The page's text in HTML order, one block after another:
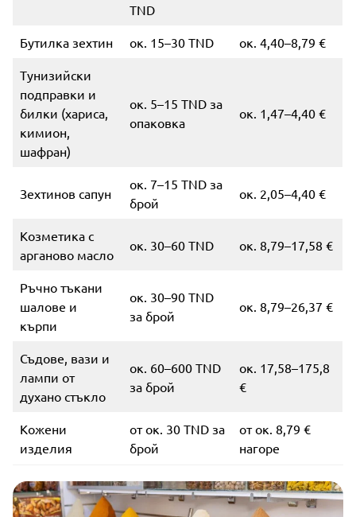
TND
Бутилка зехтин ок. 15–30 TND ок. 4,40–8,79 €
Тунизийски
подправки и
билки (хариса,
кимион,
шафран)
ок. 5–15 TND за
опаковка
ок. 1,47–4,40 €
Зехтинов сапун
ок. 7–15 TND за
брой
ок. 2,05–4,40 €
Козметика с
арганово масло
ок. 30–60 TND ок. 8,79–17,58 €
Ръчно тъкани
шалове и
кърпи
ок. 30–90 TND
за брой
ок. 8,79–26,37 €
Съдове, вази и
лампи от
духано стъкло
ок. 60–600 TND
за брой
ок. 17,58–175,8
€
Кожени
изделия
от ок. 30 TND за
брой
от ок. 8,79 €
нагоре